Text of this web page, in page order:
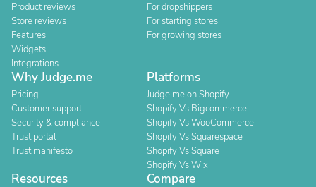
Product reviews
Store reviews
Features
Widgets
Integrations
For dropshippers
For starting stores
For growing stores
Why Judge.me
Pricing
Customer support
Security & compliance
Trust portal
Trust manifesto
Platforms
Judge.me on Shopify
Shopify Vs Bigcommerce
Shopify Vs WooCommerce
Shopify Vs Squarespace
Shopify Vs Square
Shopify Vs Wix
Resources Compare